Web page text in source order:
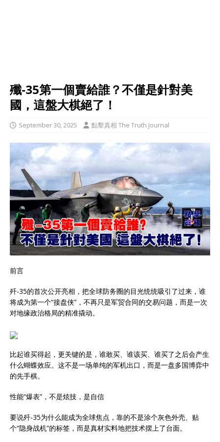
殲-35第一個賣給誰？不僅是針對美
國，這盤大棋絕了！
September 30, 2025 點擊真相 The Truth Journal
前言
歼-35的首次公开亮相，把全球防务圈的目光统统吸引了过来，谁
将成为第一个“接盘侠”，不再只是军贸合同的交易问题，而是一次
对地缘政治格局的精准撬动。
比起谁买得起，更关键的是，谁敢买、谁该买、谁买了之后会产生
什么蝴蝶效应。这不是一场单纯的军机出口，而是一盘多国博弈中
的先手棋。
性能“爆表”，不是炫技，是自信
要说歼-35为什么能成为全球焦点，靠的不是涂个灰色外壳、贴
个“隐身战机”的标签，而是真材实料地把技术摆上了台面。